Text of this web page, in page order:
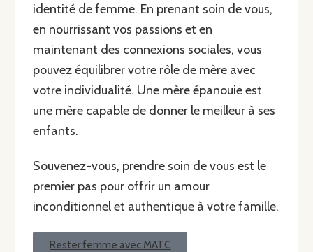
identité de femme. En prenant soin de vous,
en nourrissant vos passions et en
maintenant des connexions sociales, vous
pouvez équilibrer votre rôle de mère avec
votre individualité. Une mère épanouie est
une mère capable de donner le meilleur à ses
enfants.
Souvenez-vous, prendre soin de vous est le
premier pas pour offrir un amour
inconditionnel et authentique à votre famille.
Rester femme avec MATC